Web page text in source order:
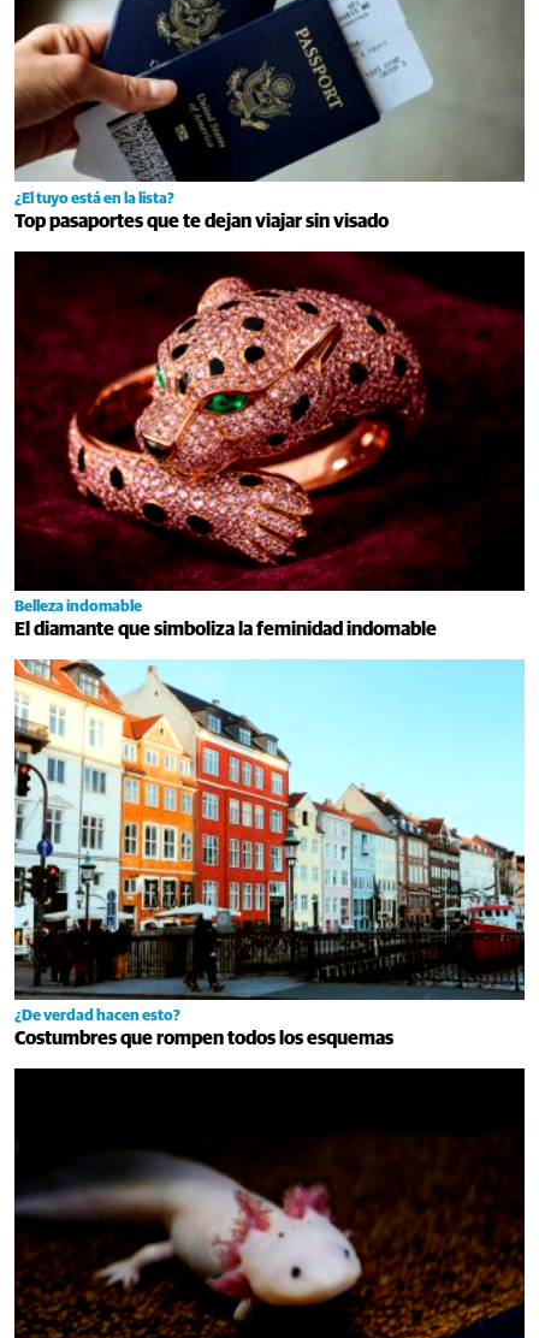
¿El tuyo está en la lista?
Top pasaportes que te dejan viajar sin visado
Belleza indomable
El diamante que simboliza la feminidad indomable
¿De verdad hacen esto?
Costumbres que rompen todos los esquemas